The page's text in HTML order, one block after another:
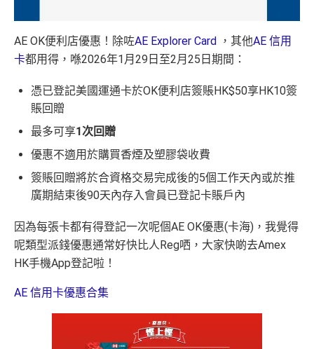
AE OK便利店優惠！除咗AE Explorer Card ，其他AE 信用
卡都用得，喺2026年1月29日至2月25日期間：
憑已登記美國運通卡於OK便利店簽賬HK$50享HK10簽
賬回贈
最多可享1次回贈
優惠不適用於購買香煙及塑膠袋收費
簽賬回贈將於合資格交易完成後的5個工作天內或於推
廣期結束後90天內存入會員已登記卡賬戶內
因為每張卡都有得登記一次呢個AE OK優惠(卡海)，我覺得
呢類型派錢優惠通常好快比人Reg哂，大家快啲去Amex
HK手機App登記啦！
AE 信用卡優惠合集